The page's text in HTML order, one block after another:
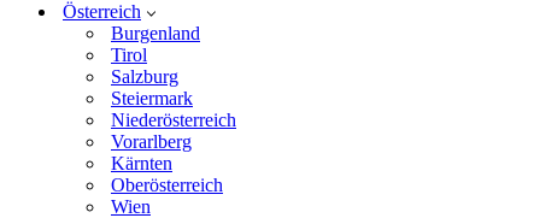
Österreich
Burgenland
Tirol
Salzburg
Steiermark
Niederösterreich
Vorarlberg
Kärnten
Oberösterreich
Wien